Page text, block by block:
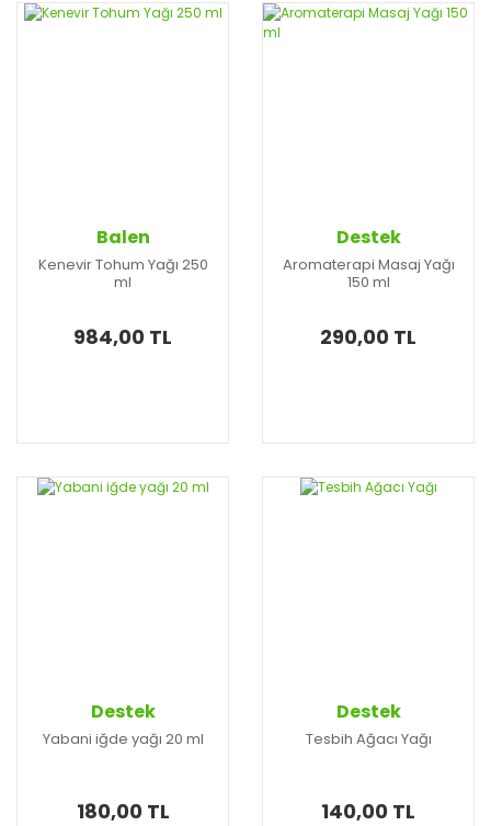
Balen
Kenevir Tohum Yağı 250
ml
984,00 TL
Destek
Aromaterapi Masaj Yağı
150 ml
290,00 TL
Destek
Yabani iğde yağı 20 ml
180,00 TL
Destek
Tesbih Ağacı Yağı
140,00 TL